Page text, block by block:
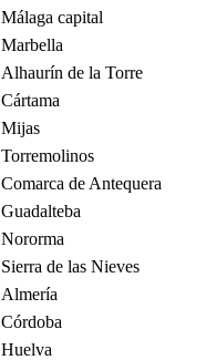
Málaga capital
Marbella
Alhaurín de la Torre
Cártama
Mijas
Torremolinos
Comarca de Antequera
Guadalteba
Nororma
Sierra de las Nieves
Almería
Córdoba
Huelva